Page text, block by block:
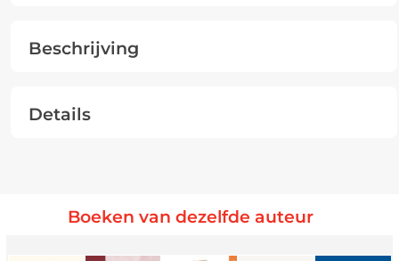
Beschrijving
Details
Boeken van dezelfde auteur